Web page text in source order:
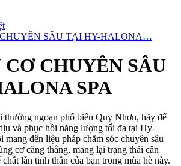
SÂU TẠI HY-HALONA…
CHUYÊN SÂU
SPA
thưởng ngoạn phố biển Quy Nhơn, hãy để
và phục hồi năng lượng tối đa tại Hy-
mang đến liệu pháp chăm sóc chuyên sâu
cơ căng thẳng, mang lại trạng thái cân
lẫn tinh thần của bạn trong mùa hè này.